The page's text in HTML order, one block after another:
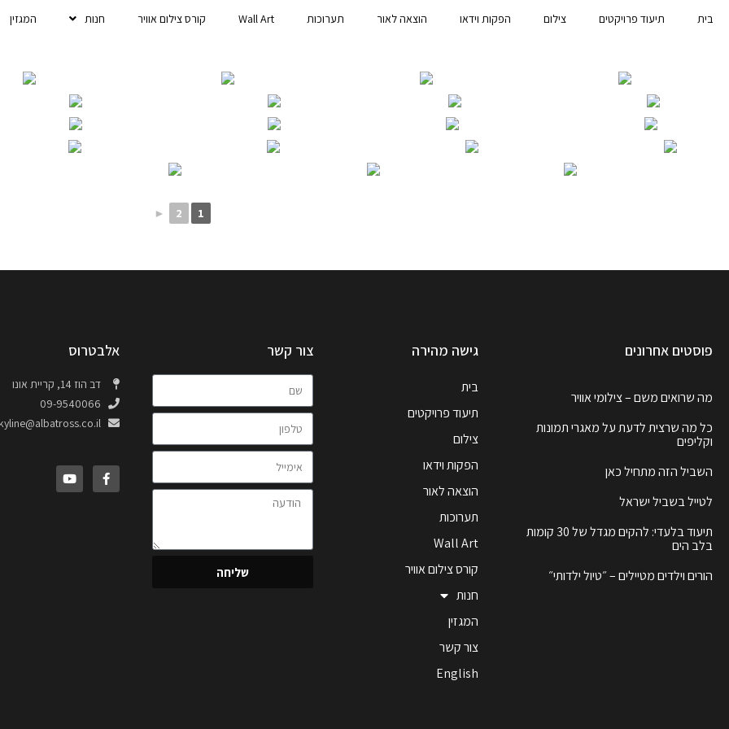
בית תיעוד פרויקטים צילום הפקות וידאו הוצאה לאור תערוכות Wall Art קורס צילום אוויר חנות המגזין
1
2
►
פוסטים אחרונים
מה שרואים משם – צילומי אוויר
כל מה שרצית לדעת על מאגרי תמונות
וקליפים
השביל הזה מתחיל כאן
לטייל בשביל ישראל
תיעוד בלעדי: להקים מגדל של 30 קומות
בלב הים
הורים וילדים מטיילים – ״טיול ילדותי״
גישה מהירה
בית
תיעוד פרויקטים
צילום
הפקות וידאו
הוצאה לאור
תערוכות
Wall Art
קורס צילום אוויר
חנות
המגזין
צור קשר
English
צור קשר
שליחה
אלבטרוס
דב הוז 14, קריית אונו
09-9540066